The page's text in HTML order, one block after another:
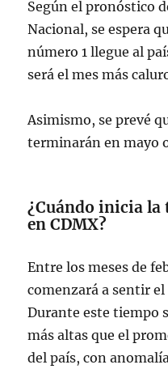
Según el pronóstico
Nacional, se espera
número 1 llegue al
será el mes más
Asimismo, se prevé
terminarán en mayo
¿Cuándo inicia la
en CDMX?
Entre los meses de
comenzará a sentir
Durante este tiempo
más altas que el
del país, con